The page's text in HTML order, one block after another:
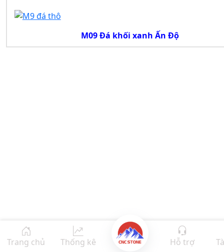
M09 Đá khối xanh Ấn Độ
Trang chủ Thống kê Hỗ trợ